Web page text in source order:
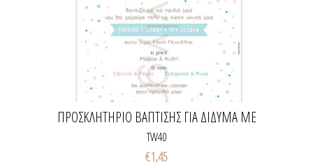
ΠΡΟΣΚΛΗΤΉΡΙΟ ΒΆΠΤΙΣΗΣ ΓΙΑ ΔΊΔΥΜΑ ΜΕ
ΧΑΡΤΑΕΤΟΎΣ
TW40
€1,45